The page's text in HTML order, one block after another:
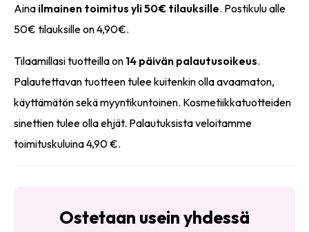
Aina ilmainen toimitus yli 50€ tilauksille. Postikulu alle
50€ tilauksille on 4,90€.
Tilaamillasi tuotteilla on 14 päivän palautusoikeus.
Palautettavan tuotteen tulee kuitenkin olla avaamaton,
käyttämätön sekä myyntikuntoinen. Kosmetiikkatuotteiden
sinettien tulee olla ehjät. Palautuksista veloitamme
toimituskuluina 4,90 €.
Ostetaan usein yhdessä